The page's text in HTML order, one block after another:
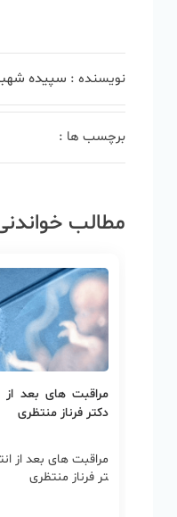
نویسنده : سپیده
برچسب ها :
مطالب
مراقبت های بعد از
دکتر فرناز منتظری
مراقبت های بعد از
تر فرناز منتظری